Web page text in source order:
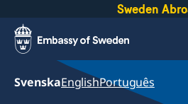
Sweden
SvenskaEnglishPortuguês